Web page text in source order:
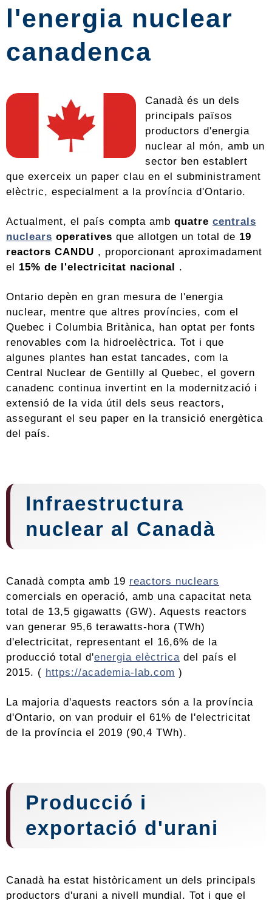
l'energia nuclear
canadenca
Canadà és un dels
principals països
productors d'energia
nuclear al món, amb un
sector ben establert
que exerceix un paper clau en el subministrament
elèctric, especialment a la província d'Ontario.
Actualment, el país compta amb quatre centrals
nuclears operatives que allotgen un total de 19
reactors CANDU , proporcionant aproximadament
el 15% de l'electricitat nacional .
Ontario depèn en gran mesura de l'energia
nuclear, mentre que altres províncies, com el
Quebec i Columbia Britànica, han optat per fonts
renovables com la hidroelèctrica. Tot i que
algunes plantes han estat tancades, com la
Central Nuclear de Gentilly al Quebec, el govern
canadenc continua invertint en la modernització i
extensió de la vida útil dels seus reactors,
assegurant el seu paper en la transició energètica
del país.
Infraestructura
nuclear al Canadà
Canadà compta amb 19 reactors nuclears
comercials en operació, amb una capacitat neta
total de 13,5 gigawatts (GW). Aquests reactors
van generar 95,6 terawatts-hora (TWh)
d'electricitat, representant el 16,6% de la
producció total d'energia elèctrica del país el
2015. ( https://academia-lab.com )
La majoria d'aquests reactors són a la província
d'Ontario, on van produir el 61% de l'electricitat
de la província el 2019 (90,4 TWh).
Producció i
exportació d'urani
Canadà ha estat històricament un dels principals
productors d'urani a nivell mundial. Tot i que el